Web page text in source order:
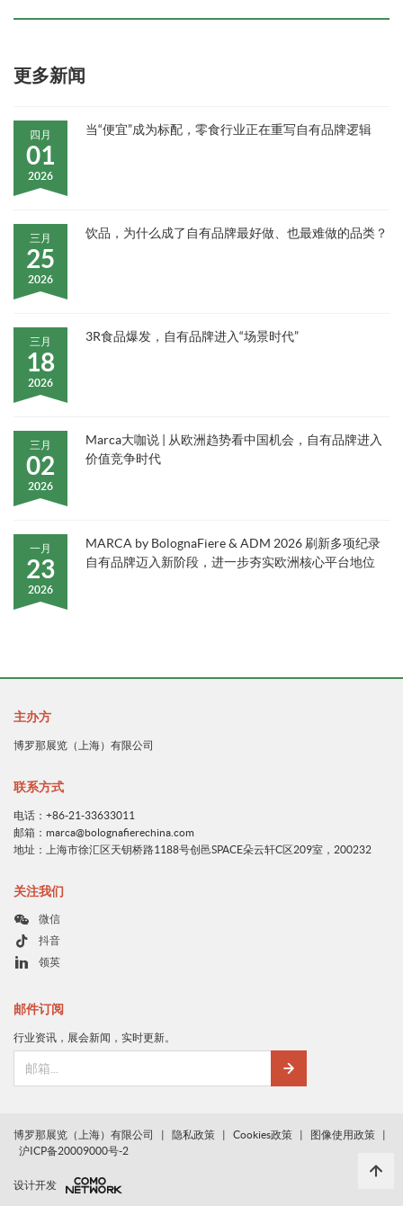
更多新闻
四月
01
2026
当“便宜”成为标配，零食行业正在重写自有品牌逻辑
三月
25
2026
饮品，为什么成了自有品牌最好做、也最难做的品类？
三月
18
2026
3R食品爆发，自有品牌进入“场景时代”
三月
02
2026
Marca大咖说 | 从欧洲趋势看中国机会，自有品牌进入
价值竞争时代
一月
23
2026
MARCA by BolognaFiere & ADM 2026 刷新多项纪录
自有品牌迈入新阶段，进一步夯实欧洲核心平台地位
主办方
博罗那展览（上海）有限公司
联系方式
电话：+86-21-33633011
邮箱：marca@bolognafierechina.com
地址：上海市徐汇区天钥桥路1188号创邑SPACE朵云轩C区209室，200232
关注我们
微信
抖音
领英
邮件订阅
行业资讯，展会新闻，实时更新。
博罗那展览（上海）有限公司 隐私政策 Cookies政策 图像使用政策
沪ICP备20009000号-2
设计开发